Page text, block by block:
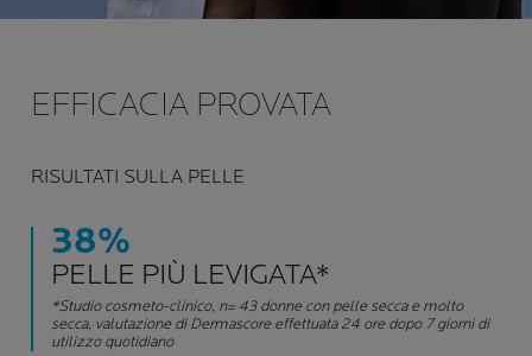
EFFICACIA PROVATA
RISULTATI SULLA PELLE
38%
PELLE PIÙ LEVIGATA*
*Studio cosmeto-clinico, n= 43 donne con pelle secca e molto
secca, valutazione di Dermascore effettuata 24 ore dopo 7 giorni di
utilizzo quotidiano